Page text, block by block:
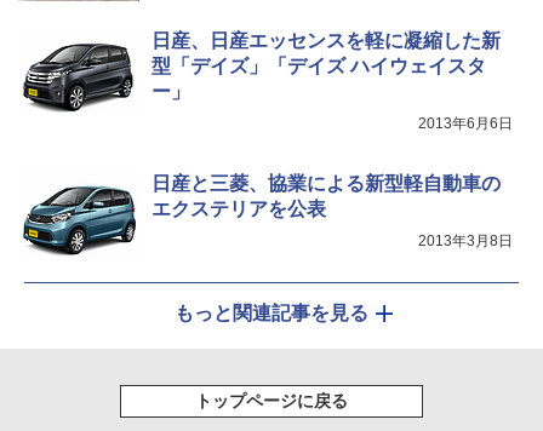
日産、日産エッセンスを軽に凝縮した新
型「デイズ」「デイズ ハイウェイスタ
ー」
2013年6月6日
日産と三菱、協業による新型軽自動車の
エクステリアを公表
2013年3月8日
もっと関連記事を見る
トップページに戻る